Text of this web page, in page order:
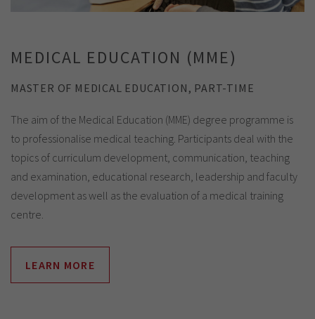
MEDICAL EDUCATION (MME)
MASTER OF MEDICAL EDUCATION, PART-TIME
The aim of the Medical Education (MME) degree programme is
to professionalise medical teaching. Participants deal with the
topics of curriculum development, communication, teaching
and examination, educational research, leadership and faculty
development as well as the evaluation of a medical training
centre.
LEARN MORE